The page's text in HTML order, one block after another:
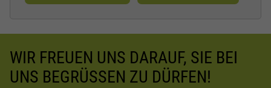
WIR FREUEN UNS DARAUF, SIE BEI
UNS BEGRÜSSEN ZU DÜRFEN!